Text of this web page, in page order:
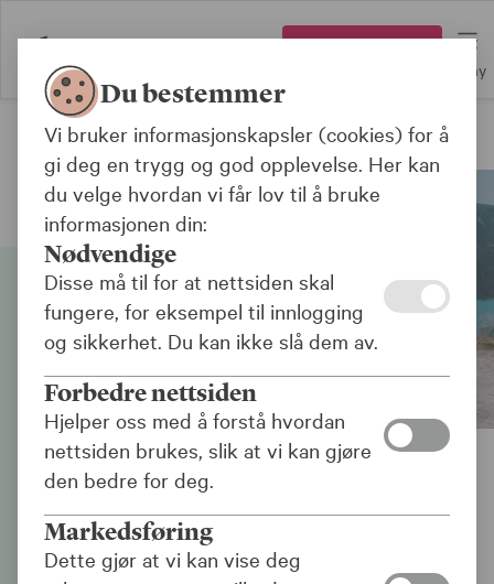
Meny
Kredittkort
Egenandelsforsikring
for leiebil
Du bestemmer
Vi bruker informasjonskapsler (cookies) for å
gi deg en trygg og god opplevelse. Her kan
du velge hvordan vi får lov til å bruke
informasjonen din:
Nødvendige
Disse må til for at nettsiden skal
fungere, for eksempel til innlogging
og sikkerhet. Du kan ikke slå dem av.
Forbedre nettsiden
Hjelper oss med å forstå hvordan
nettsiden brukes, slik at vi kan gjøre
den bedre for deg.
Markedsføring
Dette gjør at vi kan vise deg